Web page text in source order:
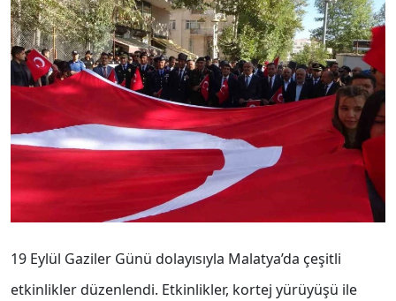
19 Eylül Gaziler Günü dolayısıyla Malatya’da çeşitli
etkinlikler düzenlendi. Etkinlikler, kortej yürüyüşü ile